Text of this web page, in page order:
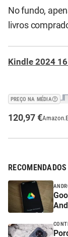
No fundo,
livros
Kindle 2024 16
PREÇO NA MÉDIA
120,97 €